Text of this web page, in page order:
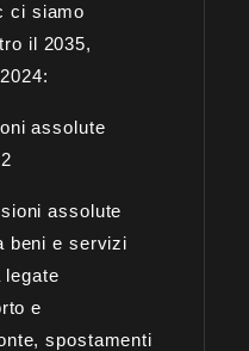
ci siamo
il 2035,
assolute
assolute
beni e servizi
legate
e
spostamenti